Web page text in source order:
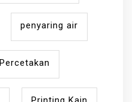
penyaring air
Percetakan